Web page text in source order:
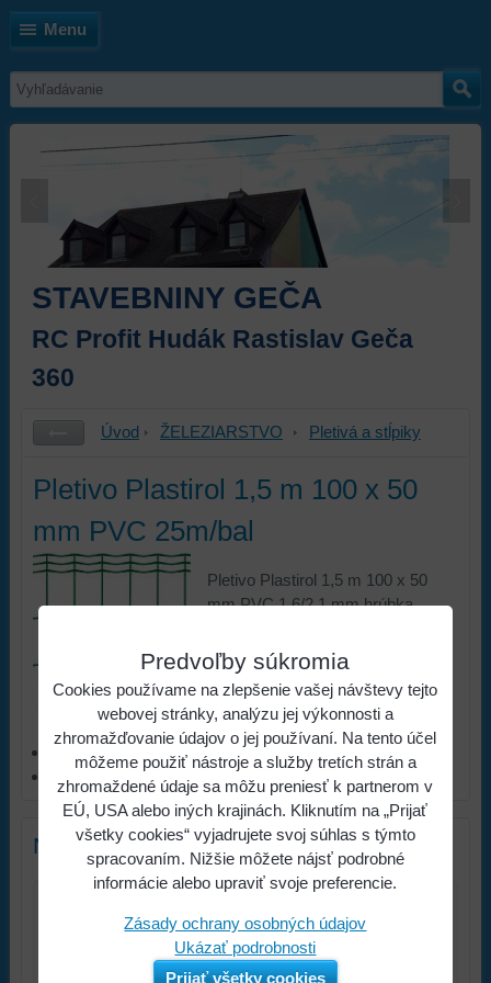
Menu
STAVEBNINY GEČA
RC Profit Hudák Rastislav Geča
360
Úvod ŽELEZIARSTVO Pletivá a stĺpiky
Pletivo Plastirol 1,5 m 100 x 50
mm PVC 25m/bal
Pletivo Plastirol 1,5 m 100 x 50
mm PVC 1,6/2,1 mm hrúbka
Cena: 117,87 €
Viac z kategórie
ŽELEZIARSTVO
Pletivá a stĺpiky
Nový komentár
Predvoľby súkromia
Cookies používame na zlepšenie vašej návštevy tejto
webovej stránky, analýzu jej výkonnosti a
zhromažďovanie údajov o jej používaní. Na tento účel
môžeme použiť nástroje a služby tretích strán a
zhromaždené údaje sa môžu preniesť k partnerom v
EÚ, USA alebo iných krajinách. Kliknutím na „Prijať
všetky cookies“ vyjadrujete svoj súhlas s týmto
spracovaním. Nižšie môžete nájsť podrobné
informácie alebo upraviť svoje preferencie.
Zásady ochrany osobných údajov
Ukázať podrobnosti
Prijať všetky cookies